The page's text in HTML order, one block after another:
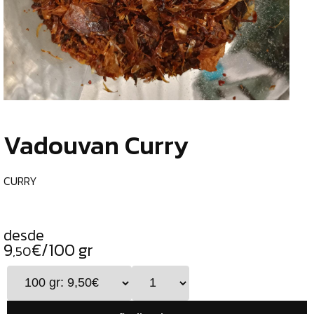
TIENDA
CHOCOLATES
ESPECIALES
ESPECIAS
CURRY
CAFÉS
GENERAL
ALIMENTOS
Vadouvan Curry
CURRY
desde
9,50€/100 gr